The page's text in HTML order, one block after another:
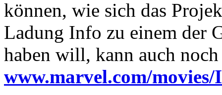
können, wie sich das
Ladung Info zu einem der
haben will, kann auch
www.marvel.com/